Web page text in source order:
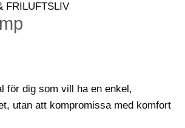
FRILUFTSLIV
för dig som vill ha en enkel,
utan att kompromissa med komfort